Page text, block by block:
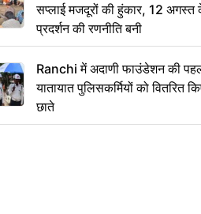
सप्लाई मजदूरों की हुंकार, 12 अगस्त
प्रदर्शन की रणनीति बनी
Ranchi में अदाणी फाउंडेशन की
यातायात पुलिसकर्मियों को वितरित
छाते